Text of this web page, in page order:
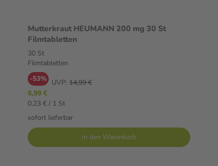
Mutterkraut HEUMANN 200 mg 30 St
Filmtabletten
30 St
Filmtabletten
-53% UVP: 14,99 €
6,99 €
0,23 € / 1 St
sofort lieferbar
In den Warenkorb